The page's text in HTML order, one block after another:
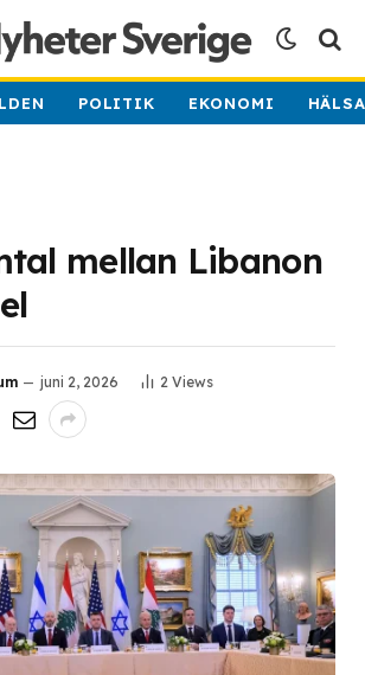
POLITIK EKONOMI
mellan Libanon
juni 2, 2026 2 Views